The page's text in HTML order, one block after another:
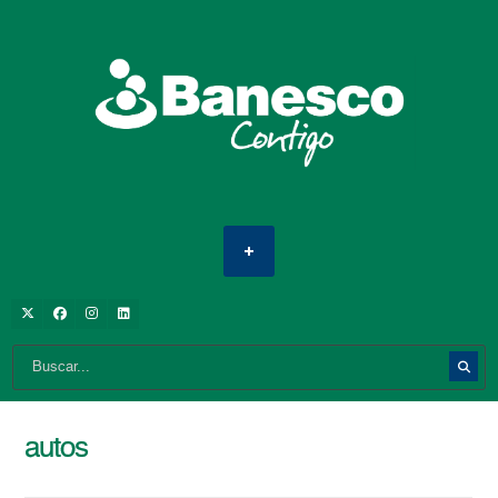
autos